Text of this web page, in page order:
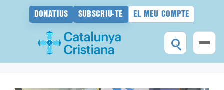
DONATIUS SUBSCRIU-TE EL MEU COMPTE